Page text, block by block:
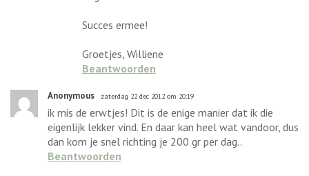
Succes ermee!
Groetjes, Williene
Beantwoorden
Anonymous zaterdag 22 dec 2012 om 20:19
ik mis de erwtjes! Dit is de enige manier dat ik die
eigenlijk lekker vind. En daar kan heel wat vandoor, dus
dan kom je snel richting je 200 gr per dag..
Beantwoorden